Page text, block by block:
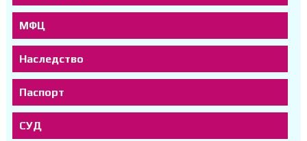
МФЦ
Наследство
Паспорт
СУД